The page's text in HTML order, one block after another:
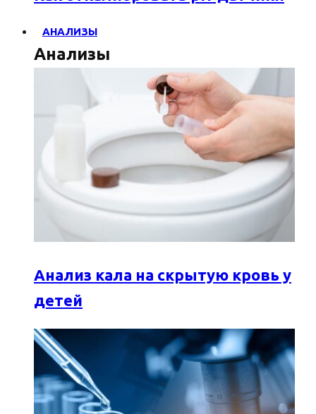
АНАЛИЗЫ
Анализы
Анализ кала на скрытую кровь у
детей